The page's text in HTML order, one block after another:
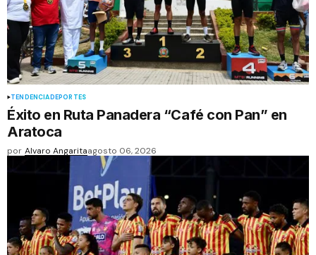
TENDENCIADEPORTES
Éxito en Ruta Panadera “Café con Pan” en
Aratoca
por Alvaro Angaritaagosto 06, 2026